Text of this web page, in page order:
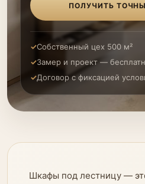
ПОЛУЧИТЬ
Собственный цех 500 м²
Замер и проект —
Договор с фиксацией
Шкафы под лестницу —